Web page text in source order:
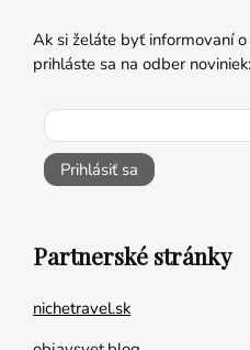
Ak si želáte byť informovaní o
prihláste sa na odber noviniek:
Prihlásiť sa
Partnerské stránky
nichetravel.sk